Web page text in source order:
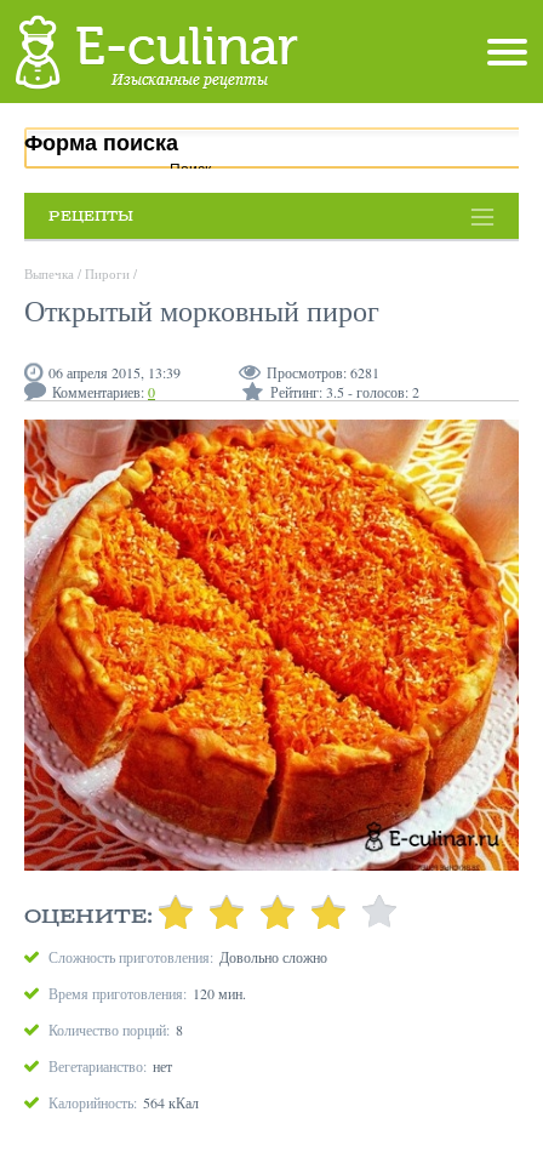
Форма поиска
Поиск
РЕЦЕПТЫ
Выпечка / Пироги /
Открытый морковный пирог
06 апреля 2015, 13:39 Просмотров:6281
Комментариев:0 Рейтинг:3.5 - голосов:2
ОЦЕНИТЕ:
Сложность приготовления: Довольно сложно
Время приготовления: 120 мин.
Количество порций: 8
Вегетарианство: нет
Калорийность: 564 кКал